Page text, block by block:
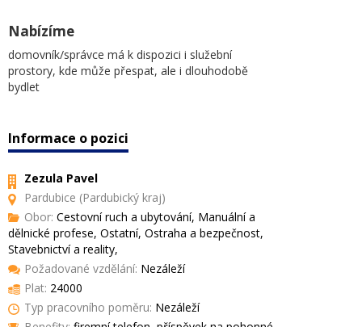
Nabízíme
domovník/správce má k dispozici i služební
prostory, kde může přespat, ale i dlouhodobě
bydlet
Informace o pozici
Zezula Pavel
Pardubice (Pardubický kraj)
Obor: Cestovní ruch a ubytování, Manuální a
dělnické profese, Ostatní, Ostraha a bezpečnost,
Stavebnictví a reality,
Požadované vzdělání: Nezáleží
Plat: 24000
Typ pracovního poměru: Nezáleží